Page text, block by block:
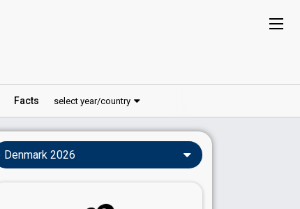
Facts select year/country
Denmark 2026